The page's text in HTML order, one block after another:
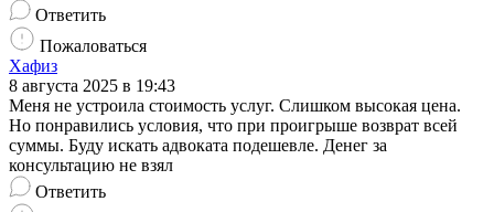
Ответить
Пожаловаться
Хафиз
8 августа 2025 в 19:43
Меня не устроила стоимость услуг. Слишком высокая цена.
Но понравились условия, что при проигрыше возврат всей
суммы. Буду искать адвоката подешевле. Денег за
консультацию не взял
Ответить